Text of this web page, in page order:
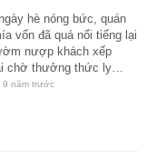
hè nóng bức, quán
vốn đã quá nổi tiếng lại
nượp khách xếp
chờ thưởng thức ly…
9 năm trước